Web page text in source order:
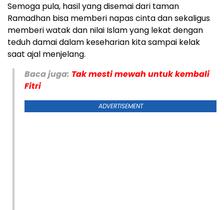
Semoga pula, hasil yang disemai dari taman
Ramadhan bisa memberi napas cinta dan sekaligus
memberi watak dan nilai Islam yang lekat dengan
teduh damai dalam keseharian kita sampai kelak
saat ajal menjelang.
Baca juga: Tak mesti mewah untuk kembali
Fitri
ADVERTISEMENT